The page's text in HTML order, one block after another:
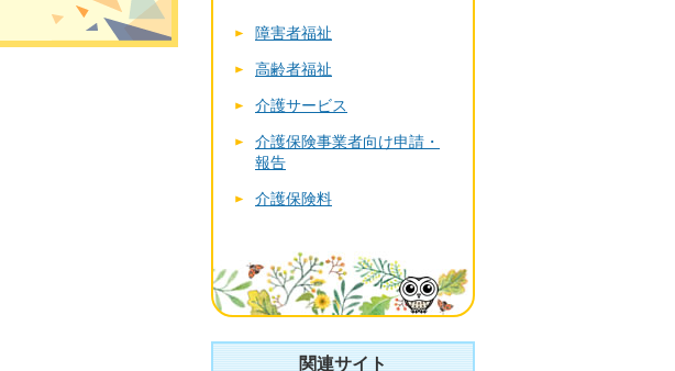
障害者福祉
高齢者福祉
介護サービス
介護保険事業者向け申請・
報告
介護保険料
関連サイト